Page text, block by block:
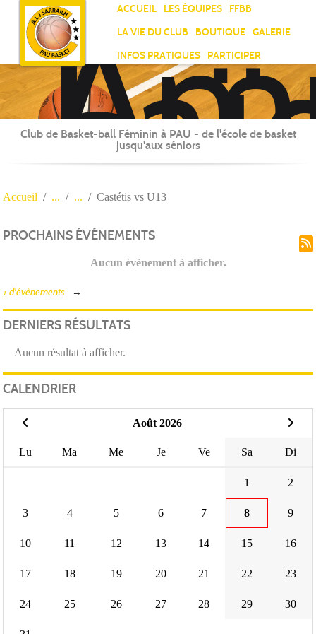
ACCUEIL LES ÉQUIPES
FFBB
LA VIE DU CLUB
BOUTIQUE
GALERIE
INFOS PRATIQUES
PARTICIPER
Club de Basket-ball Féminin à PAU - de l'école de basket
jusqu'aux séniors
Accueil Castétis vs U13
PROCHAINS ÉVÉNEMENTS
Aucun évènement à afficher.
+ d'évènements
DERNIERS RÉSULTATS
Aucun résultat à afficher.
CALENDRIER
Août 2026
Lu Ma Me Je Ve Sa Di
1 2
3 4 5 6 7 8 9
10 11 12 13 14 15 16
17 18 19 20 21 22 23
24 25 26 27 28 29 30
Panneau de gestion des cookies